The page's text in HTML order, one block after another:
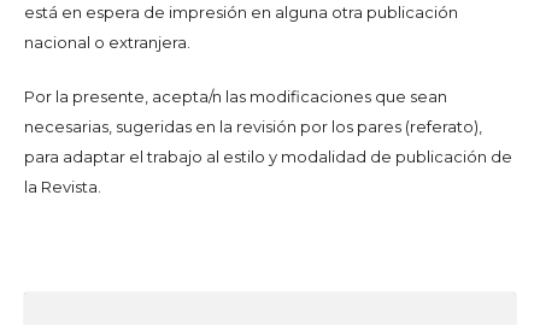
está en espera de impresión en alguna otra publicación
nacional o extranjera.
Por la presente, acepta/n las modificaciones que sean
necesarias, sugeridas en la revisión por los pares (referato),
para adaptar el trabajo al estilo y modalidad de publicación de
la Revista.